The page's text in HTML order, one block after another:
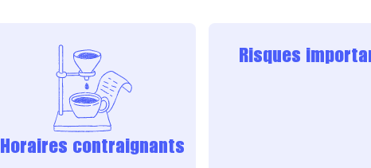
Horaires contraignants
Risques